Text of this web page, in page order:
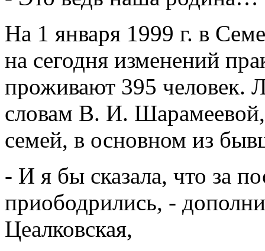
На 1 января 1999 г. в
на сегодня изменений
проживают 395 человек.
словам В. И.
семей, в основном из
- И я бы сказала, что за
приободрились, -
Цеалковская,